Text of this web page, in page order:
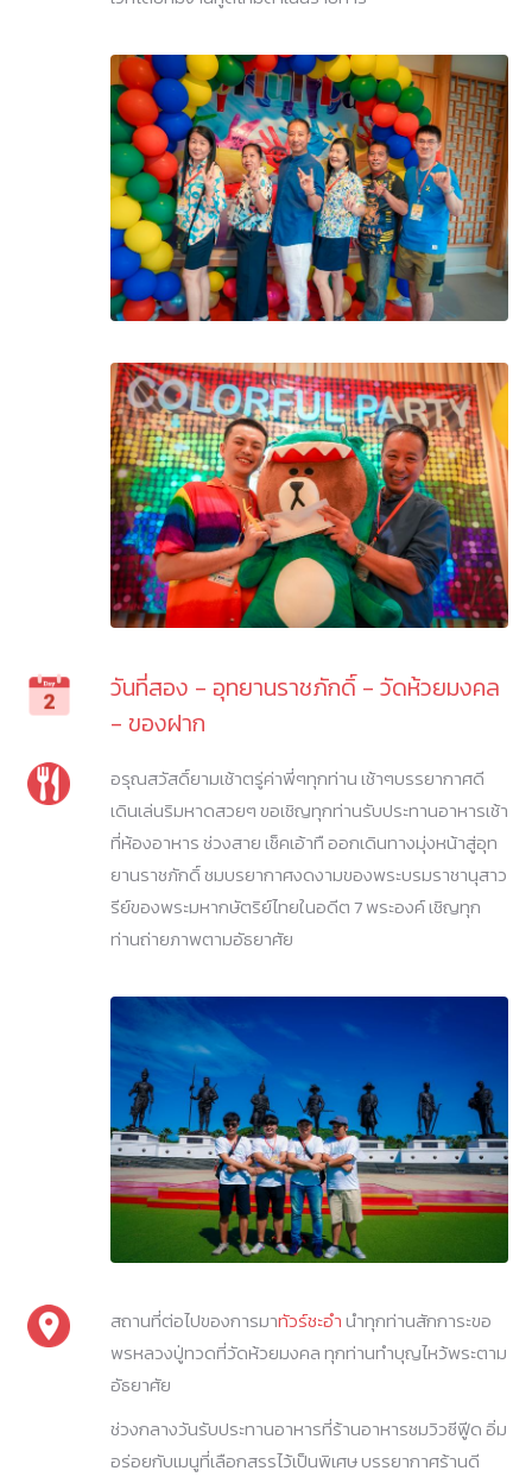
วันที่สอง - อุทยานราชภักดิ์ - วัดห้วยมงคล
- ของฝาก
อรุณสวัสดิ์ยามเช้าตรู่ค่าพี่ๆทุกท่าน เช้าๆบรรยากาศดี
เดินเล่นริมหาดสวยๆ ขอเชิญทุกท่านรับประทานอาหารเช้า
ที่ห้องอาหาร ช่วงสาย เช็คเอ้าทื ออกเดินทางมุ่งหน้าสู่อุท
ยานราชภักดิ์ ชมบรยากาศงดงามของพระบรมราชานุสาว
รีย์ของพระมหากษัตริย์ไทยในอดีต 7 พระองค์ เชิญทุก
ท่านถ่ายภาพตามอัธยาศัย
สถานที่ต่อไปของการมาทัวร์ชะอำนำทุกท่านสักการะขอ
พรหลวงปู่ทวดที่วัดห้วยมงคล ทุกท่านทำบุญไหว้พระตาม
อัธยาศัย
ช่วงกลางวันรับประทานอาหารที่ร้านอาหารชมวิวซีฟูีด อิ่ม
อร่อยกับเมนูที่เลือกสรรไว้เป็นพิเศษ บรรยากาศร้านดี